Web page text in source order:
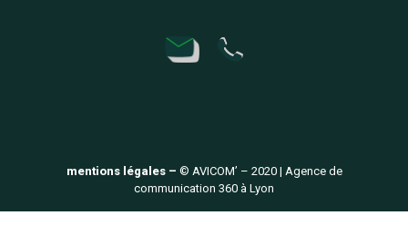
mentions légales – © AVICOM’ – 2020 | Agence de
communication 360 à Lyon